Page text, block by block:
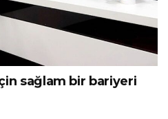
sağlam bir bariyeri